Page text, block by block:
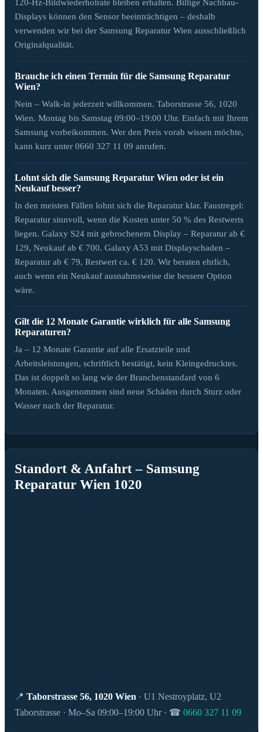
120-Hz-Bildwiederholrate bleiben erhalten. Billige Nachbau-
Displays können den Sensor beeinträchtigen – deshalb
verwenden wir bei der Samsung Reparatur Wien ausschließlich
Originalqualität.
Brauche ich einen Termin für die Samsung Reparatur
Wien?
Nein – Walk-in jederzeit willkommen. Taborstrasse 56, 1020
Wien. Montag bis Samstag 09:00–19:00 Uhr. Einfach mit Ihrem
Samsung vorbeikommen. Wer den Preis vorab wissen möchte,
kann kurz unter 0660 327 11 09 anrufen.
Lohnt sich die Samsung Reparatur Wien oder ist ein
Neukauf besser?
In den meisten Fällen lohnt sich die Reparatur klar. Faustregel:
Reparatur sinnvoll, wenn die Kosten unter 50 % des Restwerts
liegen. Galaxy S24 mit gebrochenem Display – Reparatur ab €
129, Neukauf ab € 700. Galaxy A53 mit Displayschaden –
Reparatur ab € 79, Restwert ca. € 120. Wir beraten ehrlich,
auch wenn ein Neukauf ausnahmsweise die bessere Option
wäre.
Gilt die 12 Monate Garantie wirklich für alle Samsung
Reparaturen?
Ja – 12 Monate Garantie auf alle Ersatzteile und
Arbeitsleistungen, schriftlich bestätigt, kein Kleingedrucktes.
Das ist doppelt so lang wie der Branchenstandard von 6
Monaten. Ausgenommen sind neue Schäden durch Sturz oder
Wasser nach der Reparatur.
Standort & Anfahrt – Samsung
Reparatur Wien 1020
📍 Taborstrasse 56, 1020 Wien · U1 Nestroyplatz, U2
Taborstrasse · Mo–Sa 09:00–19:00 Uhr · ☎ 0660 327 11 09